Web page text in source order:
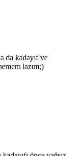
da kadayıf ve
lazım;)